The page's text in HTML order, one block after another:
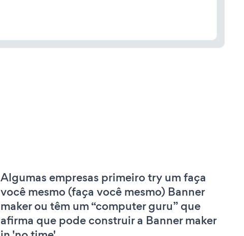
Algumas empresas primeiro try um faça
você mesmo (faça você mesmo) Banner
maker ou têm um “computer guru” que
afirma que pode construir a Banner maker